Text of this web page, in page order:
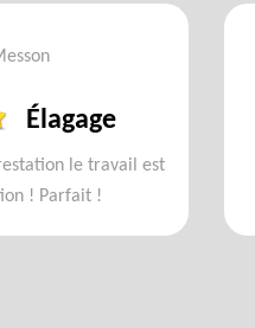
Élagage
le travail est
! Parfait !